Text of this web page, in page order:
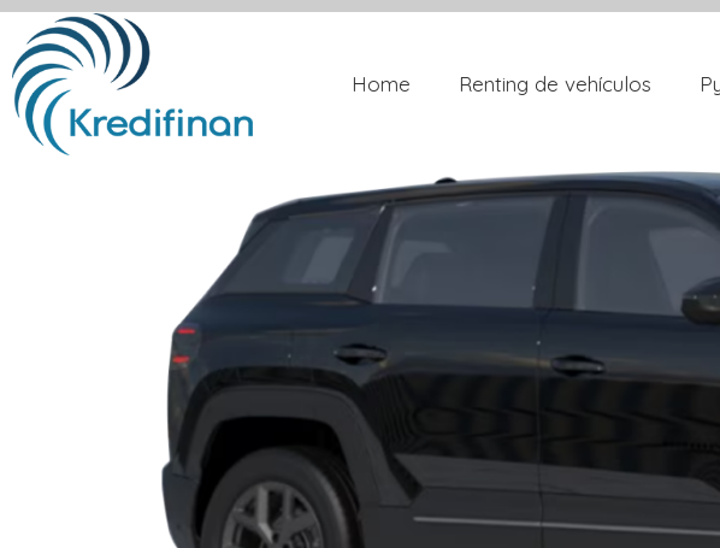
Home Renting de vehículos